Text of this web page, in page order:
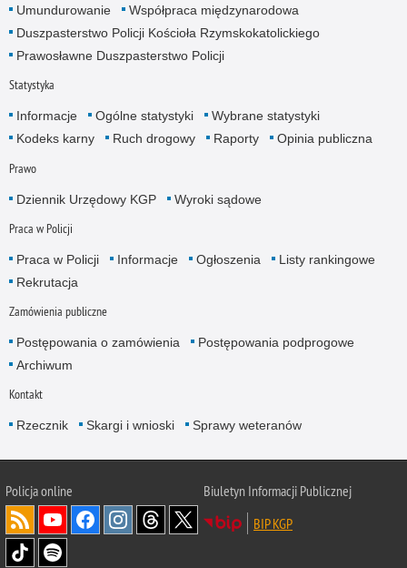
Umundurowanie
Współpraca międzynarodowa
Duszpasterstwo Policji Kościoła Rzymskokatolickiego
Prawosławne Duszpasterstwo Policji
Statystyka
Informacje Ogólne statystyki
Wybrane statystyki
Kodeks karny
Ruch drogowy Raporty Opinia publiczna
Prawo
Dziennik Urzędowy KGP Wyroki sądowe
Praca w Policji
Praca w Policji Informacje Ogłoszenia
Listy rankingowe
Rekrutacja
Zamówienia publiczne
Postępowania o zamówienia
Postępowania podprogowe
Archiwum
Kontakt
Rzecznik Skargi i wnioski Sprawy weteranów
Policjaonline
Biuletyn Informacji Publicznej
BIP KGP